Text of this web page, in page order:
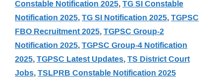
Constable Notification 2025,TG SI Constable
Notification 2025,TG SI Notification 2025,TGPSC
FBO Recruitment 2025,TGPSC Group-2
Notification 2025,TGPSC Group-4 Notification
2025,TGPSC Latest Updates,TS District Court
Jobs,TSLPRB Constable Notification 2025